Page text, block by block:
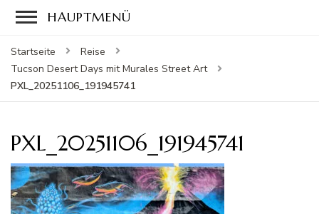
HAUPTMENÜ
Startseite
Reise
Tucson Desert Days mit Murales Street Art
PXL_20251106_191945741
PXL_20251106_191945741